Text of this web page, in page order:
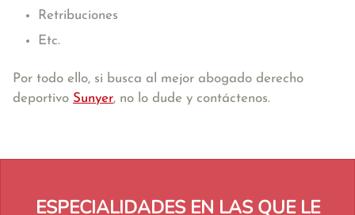
Retribuciones
Etc.
Por todo ello, si busca al mejor abogado derecho
deportivo Sunyer, no lo dude y contáctenos.
ESPECIALIDADES EN LAS QUE LE